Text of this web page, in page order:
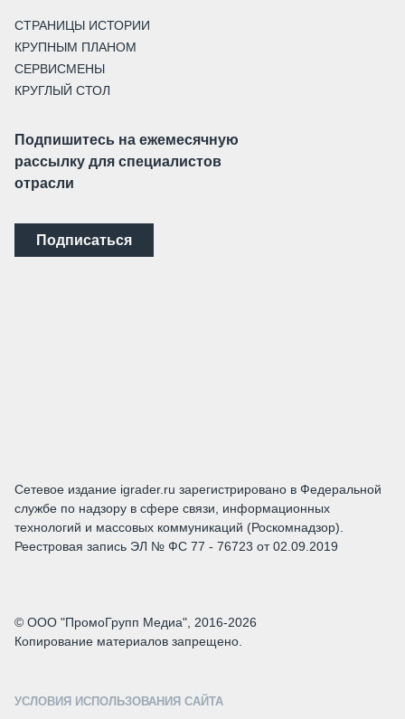
СТРАНИЦЫ ИСТОРИИ
КРУПНЫМ ПЛАНОМ
СЕРВИСМЕНЫ
КРУГЛЫЙ СТОЛ
Подпишитесь на ежемесячную
рассылку для специалистов
отрасли
Подписаться
Сетевое издание igrader.ru зарегистрировано в Федеральной
службе по надзору в сфере связи, информационных
технологий и массовых коммуникаций (Роскомнадзор).
Реестровая запись ЭЛ № ФС 77 - 76723 от 02.09.2019
© ООО "ПромоГрупп Медиа", 2016-2026
Копирование материалов запрещено.
УСЛОВИЯ ИСПОЛЬЗОВАНИЯ САЙТА